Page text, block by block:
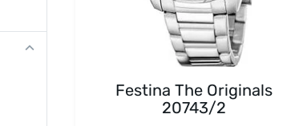
Festina The Originals
20743/2